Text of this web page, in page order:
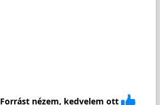
Forrást nézem, kedvelem ott